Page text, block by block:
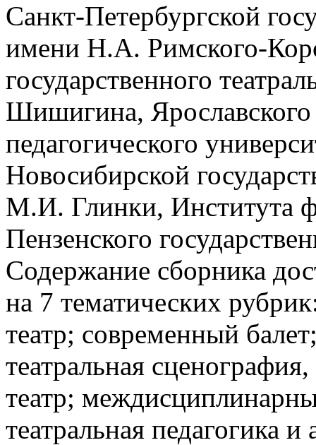
Санкт-Петербургской
имени Н.А. Римского-
государственного
Шишигина, Ярославского
педагогического
Новосибирской
М.И. Глинки, Института
Пензенского
Содержание сборника
на 7 тематических
театр; современный
театральная
театр;
театральная педагогика